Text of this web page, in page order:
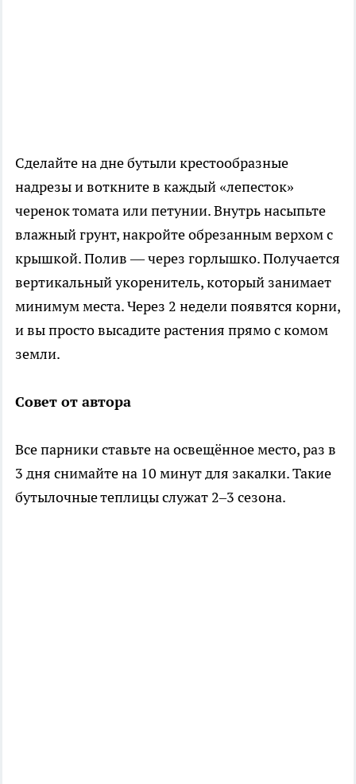
Сделайте на дне бутыли крестообразные
надрезы и воткните в каждый «лепесток»
черенок томата или петунии. Внутрь насыпьте
влажный грунт, накройте обрезанным верхом с
крышкой. Полив — через горлышко. Получается
вертикальный укоренитель, который занимает
минимум места. Через 2 недели появятся корни,
и вы просто высадите растения прямо с комом
земли.
Совет от автора
Все парники ставьте на освещённое место, раз в
3 дня снимайте на 10 минут для закалки. Такие
бутылочные теплицы служат 2–3 сезона.